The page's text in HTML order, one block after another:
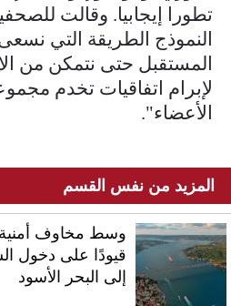
تطورا إيجابيا. وقالت
النموذج الطريقة التي
المستقبل حتى نتمكن من
لإبرام اتفاقيات تخدم
الأعضاء".
المزيد من نفس القسم
وسط مخاوف
قيودًا على دخول
إلى البحر الأسود